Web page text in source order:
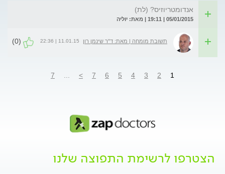
אנדומטריוזיס? (לת)
05/01/2015 | 19:11 | מאת: יוליה
תשובת מומחה | מאת: ד"ר שינמן רון 11.01.15 | 22:36
(0)
1
2
3
4
5
6
7
>
7
הצטרפו לרשימת התפוצה שלנו